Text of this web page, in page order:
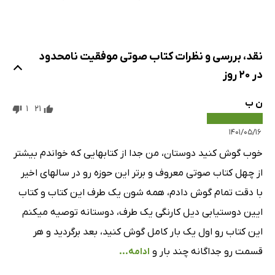
هفته‌ی چهارم - روز بیستم: موفقیت جاودان
نقد، بررسی و نظرات کتاب صوتی موفقیت نامحدود
در 20 روز
ن ب
۱۴۰۱/۰۵/۱۶
21
1
خوب گوش کنید دوستان، من جدا از کتابهایی که خواندم بیشتر
از چهل کتاب صوتی معروف و برتر این حوزه رو در سالهای اخیر
با دقت تمام گوش دادم، همه شون یک طرف این کتاب و کتاب
ایین دوستیابی دیل کارنگی یک طرف، دوستانه توصیه میکنم
این کتاب رو اول یک بار کامل گوش کنید، بعد برگردید و هر
قسمت رو جداگانه چند بار و ادامه...